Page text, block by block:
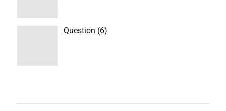
Question (6)